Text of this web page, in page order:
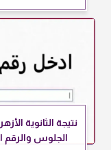
الجلوس والرقم